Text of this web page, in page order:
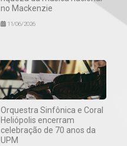
no Mackenzie
11/06/2026
Orquestra Sinfônica e Coral
Heliópolis encerram
celebração de 70 anos da
UPM